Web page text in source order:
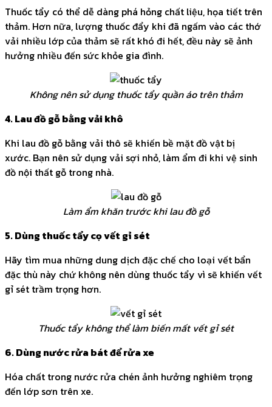
Thuốc tẩy có thể dễ dàng phá hỏng chất liệu, họa tiết trên
thảm. Hơn nữa, lượng thuốc đẩy khi đã ngấm vào các thớ
vải nhiều lớp của thảm sẽ rất khó đi hết, đều này sẽ ảnh
hưởng nhiều đến sức khỏe gia đình.
Không nên sử dụng thuốc tẩy quần áo trên thảm
4. Lau đồ gỗ bằng vải khô
Khi lau đồ gỗ bằng vải thô sẽ khiến bề mặt đồ vật bị
xước. Bạn nên sử dụng vải sợi nhỏ, làm ẩm đi khi vệ sinh
đồ nội thất gỗ trong nhà.
Làm ẩm khăn trước khi lau đồ gỗ
5. Dùng thuốc tẩy cọ vết gỉ sét
Hãy tìm mua những dung dịch đặc chế cho loại vết bẩn
đặc thù này chứ không nên dùng thuốc tẩy vì sẽ khiến vết
gỉ sét trầm trọng hơn.
Thuốc tẩy không thể làm biến mất vết gỉ sét
6. Dùng nước rửa bát để rửa xe
Hóa chất trong nước rửa chén ảnh hưởng nghiêm trọng
đến lớp sơn trên xe.